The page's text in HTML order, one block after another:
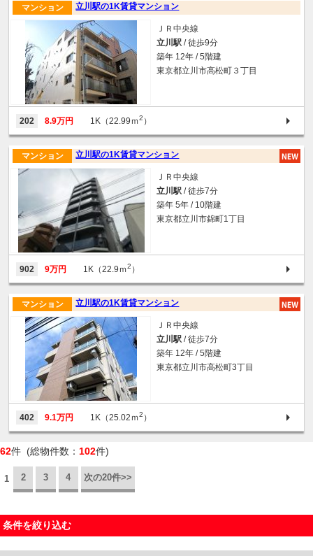
立川駅の1K賃貸マンション
マンション
ＪＲ中央線
立川駅 / 徒歩9分
築年 12年 / 5階建
東京都立川市高松町３丁目
202 8.9万円 1K（22.99ｍ2 ）
立川駅の1K賃貸マンション
マンション
ＪＲ中央線
立川駅 / 徒歩7分
築年 5年 / 10階建
東京都立川市錦町1丁目
902 9万円 1K（22.9ｍ2 ）
立川駅の1K賃貸マンション
マンション
ＪＲ中央線
立川駅 / 徒歩7分
築年 12年 / 5階建
東京都立川市高松町3丁目
402 9.1万円 1K（25.02ｍ2 ）
62件 (総物件数： 102件)
1 2 3 4 次の20件>>
条件を絞り込む